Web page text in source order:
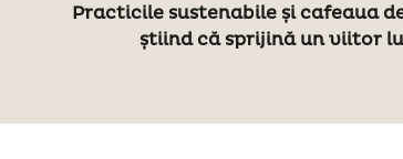
Practicile sustenabile și cafeaua
știind că sprijină un viitor